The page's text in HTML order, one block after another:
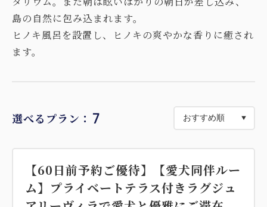
島の自然に包み込まれます。
ヒノキ風呂を設置し、ヒノキの爽やかな香りに癒され
ます。
選べるプラン： 7
【60日前予約ご優待】【愛犬同伴ルー
ム】プライベートテラス付きラグジュ